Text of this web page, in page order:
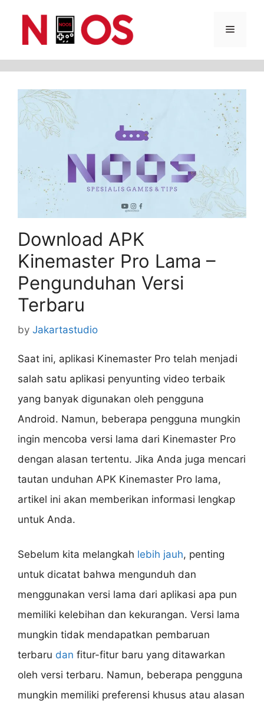
Menu
Download APK
Kinemaster Pro Lama –
Pengunduhan Versi
Terbaru
by Jakartastudio
Saat ini, aplikasi Kinemaster Pro telah menjadi
salah satu aplikasi penyunting video terbaik
yang banyak digunakan oleh pengguna
Android. Namun, beberapa pengguna mungkin
ingin mencoba versi lama dari Kinemaster Pro
dengan alasan tertentu. Jika Anda juga mencari
tautan unduhan APK Kinemaster Pro lama,
artikel ini akan memberikan informasi lengkap
untuk Anda.
Sebelum kita melangkah lebih jauh, penting
untuk dicatat bahwa mengunduh dan
menggunakan versi lama dari aplikasi apa pun
memiliki kelebihan dan kekurangan. Versi lama
mungkin tidak mendapatkan pembaruan
terbaru dan fitur-fitur baru yang ditawarkan
oleh versi terbaru. Namun, beberapa pengguna
mungkin memiliki preferensi khusus atau alasan